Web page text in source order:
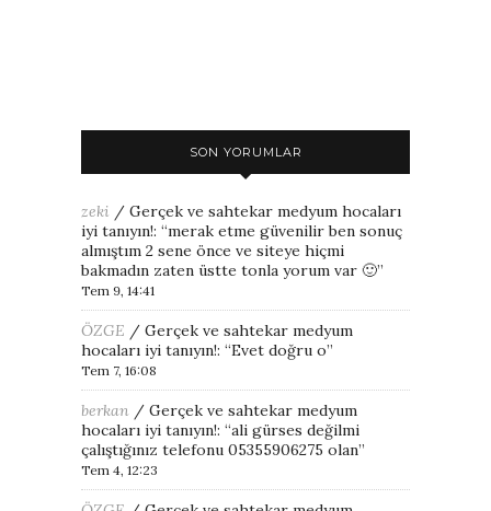
SON YORUMLAR
zeki / Gerçek ve sahtekar medyum hocaları
iyi tanıyın!: “merak etme güvenilir ben sonuç
almıştım 2 sene önce ve siteye hiçmi
bakmadın zaten üstte tonla yorum var 🙂”
Tem 9, 14:41
ÖZGE / Gerçek ve sahtekar medyum
hocaları iyi tanıyın!: “Evet doğru o”
Tem 7, 16:08
berkan / Gerçek ve sahtekar medyum
hocaları iyi tanıyın!: “ali gürses değilmi
çalıştığınız telefonu 05355906275 olan”
Tem 4, 12:23